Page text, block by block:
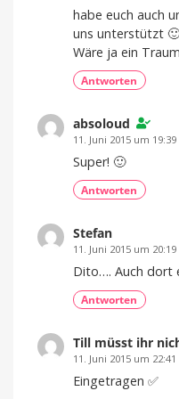
habe euch auch
uns unterstützt 🙂
Wäre ja ein
Antworten
absoloud
11. Juni 2015 um
Super! 🙂
Antworten
Stefan
11. Juni 2015 um
Dito…. Auch dort
Antworten
Till müsst ihr
11. Juni 2015 um
Eingetragen ✅